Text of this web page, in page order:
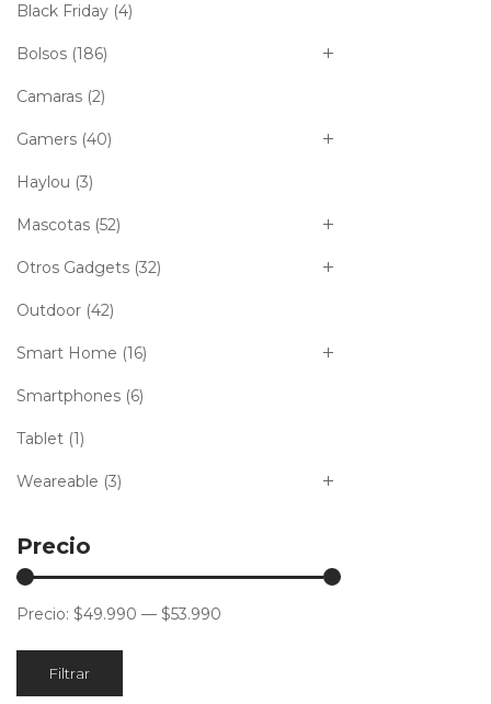
Black Friday (4)
Bolsos (186)
Camaras (2)
Gamers (40)
Haylou (3)
Mascotas (52)
Otros Gadgets (32)
Outdoor (42)
Smart Home (16)
Smartphones (6)
Tablet (1)
Weareable (3)
Precio
Filtrar
Precio: $49.990 — $53.990